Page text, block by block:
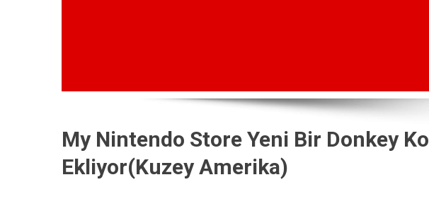
My Nintendo Store Yeni Bir Donkey
Ekliyor(Kuzey Amerika)